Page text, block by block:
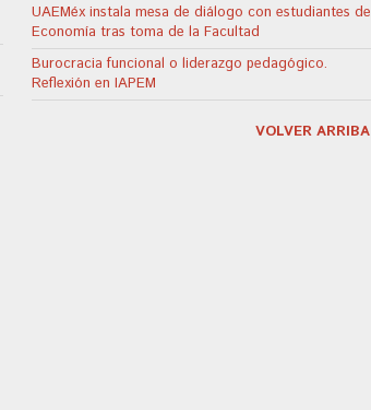
UAEMéx instala mesa de diálogo con estudiantes de
Economía tras toma de la Facultad
Burocracia funcional o liderazgo pedagógico.
Reflexión en IAPEM
VOLVER ARRIBA